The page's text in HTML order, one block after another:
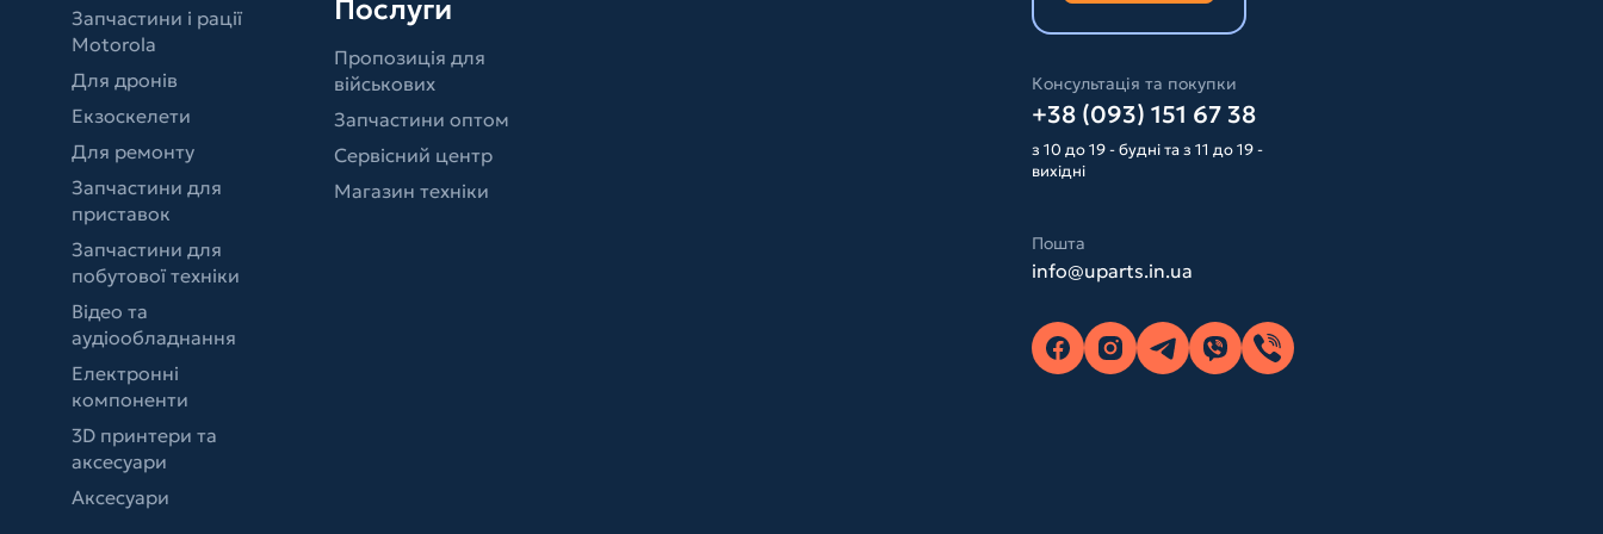
Запчастини і рації
Motorola
Для дронів
Екзоскелети
Для ремонту
Запчастини для
приставок
Запчастини для
побутової техніки
Відео та
аудіообладнання
Електронні
компоненти
3D принтери та
аксесуари
Аксесуари
Послуги
Пропозиція для
військових
Запчастини оптом
Сервісний центр
Магазин техніки
Консультація та покупки
+38 (093) 151 67 38
з 10 до 19 - будні та з 11 до 19 -
вихідні
Пошта
info@uparts.in.ua